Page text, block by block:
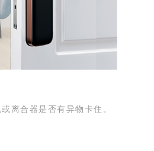
离合器是否有异物卡住。